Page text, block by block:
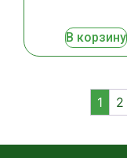
В корзину
1 2